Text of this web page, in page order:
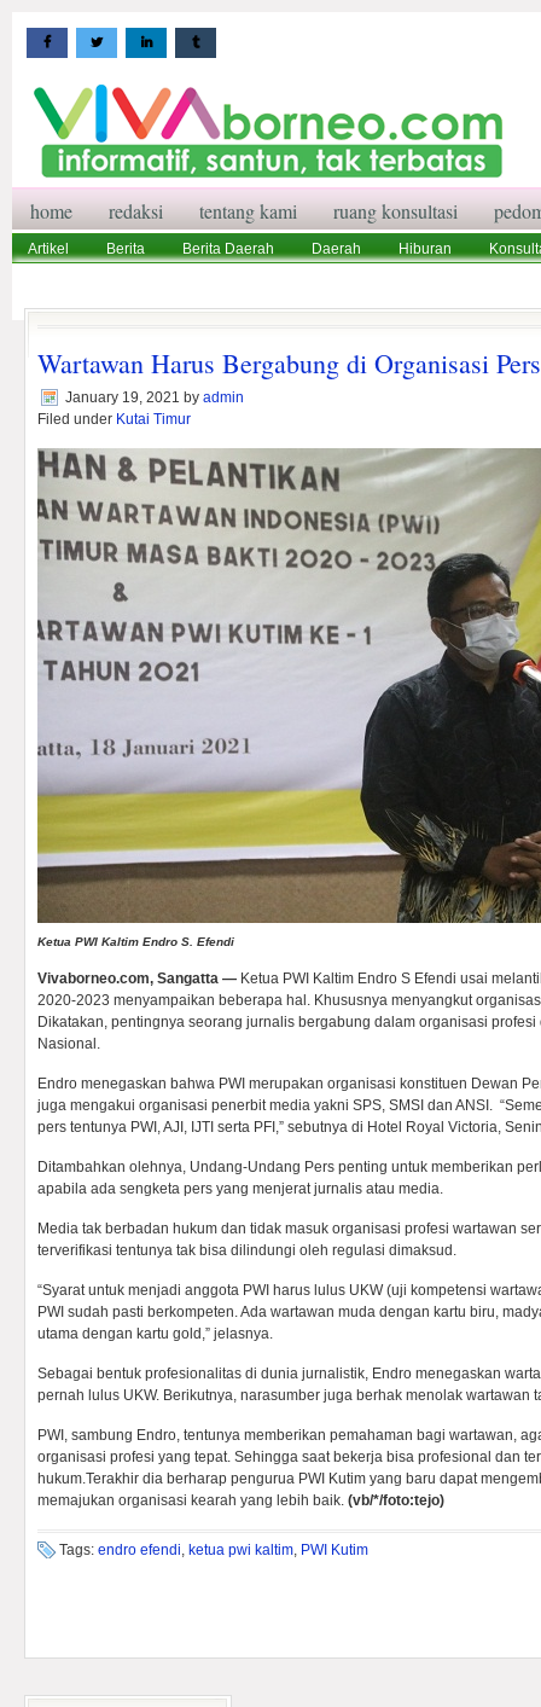
home redaksi tentang kami ruang konsultasi
Artikel Berita Berita Daerah Daerah Hiburan
Wartawan Harus Bergabung di Organisasi
January 19, 2021 by admin
Filed under Kutai Timur
Ketua PWI Kaltim Endro S. Efendi
Vivaborneo.com, Sangatta — Ketua PWI Kaltim Endro S Efendi usai
2020-2023 menyampaikan beberapa hal. Khususnya menyangkut
Dikatakan, pentingnya seorang jurnalis bergabung dalam organisasi
Nasional.
Endro menegaskan bahwa PWI merupakan organisasi konstituen Dewan
juga mengakui organisasi penerbit media yakni SPS, SMSI dan ANSI.
pers tentunya PWI, AJI, IJTI serta PFI,” sebutnya di Hotel Royal Victoria,
Ditambahkan olehnya, Undang-Undang Pers penting untuk memberikan
apabila ada sengketa pers yang menjerat jurnalis atau media.
Media tak berbadan hukum dan tidak masuk organisasi profesi wartawan
terverifikasi tentunya tak bisa dilindungi oleh regulasi dimaksud.
“Syarat untuk menjadi anggota PWI harus lulus UKW (uji kompetensi
PWI sudah pasti berkompeten. Ada wartawan muda dengan kartu biru,
utama dengan kartu gold,” jelasnya.
Sebagai bentuk profesionalitas di dunia jurnalistik, Endro menegaskan
pernah lulus UKW. Berikutnya, narasumber juga berhak menolak wartawan
PWI, sambung Endro, tentunya memberikan pemahaman bagi wartawan,
organisasi profesi yang tepat. Sehingga saat bekerja bisa profesional dan
hukum.Terakhir dia berharap pengurua PWI Kutim yang baru dapat
memajukan organisasi kearah yang lebih baik. (vb/*/foto:tejo)
Tags: endro efendi, ketua pwi kaltim, PWI Kutim